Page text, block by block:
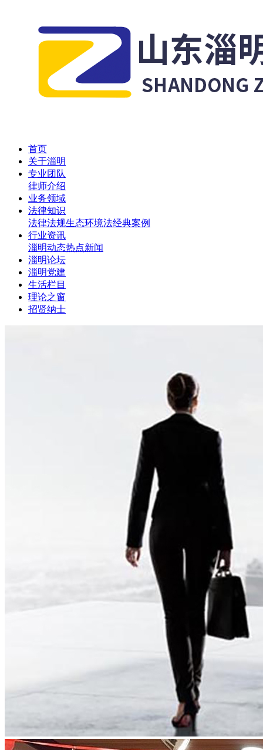
首页
关于淄明
专业团队
律师介绍
业务领域
法律知识
法律法规生态环境法经典案例
行业资讯
淄明动态热点新闻
淄明论坛
淄明党建
生活栏目
理论之窗
招贤纳士